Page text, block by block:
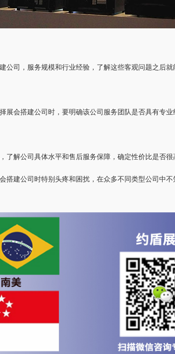
司，服务规模和行业经验，了解这些客观问题之后
展会搭建公司时，要明确该公司服务团队是否具有专
解公司具体水平和售后服务保障，确定性价比是否
搭建公司时特别头疼和困扰，在众多不同类型公司中